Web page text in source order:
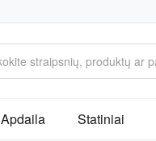
Apdaila Statiniai